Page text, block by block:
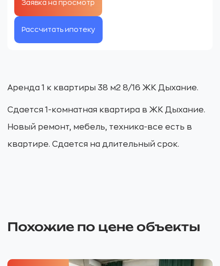
Рассчитать ипотеку
Аренда 1 к квартиры 38 м2 8/16 ЖК Дыхание.
Сдается 1-комнатная квартира в ЖК Дыхание.
Новый ремонт, мебель, техника-все есть в
квартире. Сдается на длительный срок.
Похожие по цене объекты